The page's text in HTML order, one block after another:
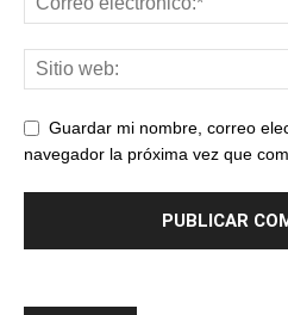
Guardar mi nombre, correo
navegador la próxima vez que